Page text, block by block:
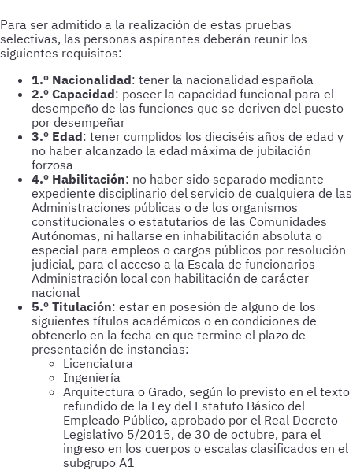
Para ser admitido a la realización de estas pruebas
selectivas, las personas aspirantes deberán reunir los
siguientes requisitos:
1.º Nacionalidad: tener la nacionalidad española
2.º Capacidad: poseer la capacidad funcional para el
desempeño de las funciones que se deriven del puesto
por desempeñar
3.º Edad: tener cumplidos los dieciséis años de edad y
no haber alcanzado la edad máxima de jubilación
forzosa
4.º Habilitación: no haber sido separado mediante
expediente disciplinario del servicio de cualquiera de las
Administraciones públicas o de los organismos
constitucionales o estatutarios de las Comunidades
Autónomas, ni hallarse en inhabilitación absoluta o
especial para empleos o cargos públicos por resolución
judicial, para el acceso a la Escala de funcionarios
Administración local con habilitación de carácter
nacional
5.º Titulación: estar en posesión de alguno de los
siguientes títulos académicos o en condiciones de
obtenerlo en la fecha en que termine el plazo de
presentación de instancias:
Licenciatura
Ingeniería
Arquitectura o Grado, según lo previsto en el texto
refundido de la Ley del Estatuto Básico del
Empleado Público, aprobado por el Real Decreto
Legislativo 5/2015, de 30 de octubre, para el
ingreso en los cuerpos o escalas clasificados en el
subgrupo A1